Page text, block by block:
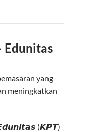
Edunitas
yang
meningkatkan
(𝙆𝙋𝙏)